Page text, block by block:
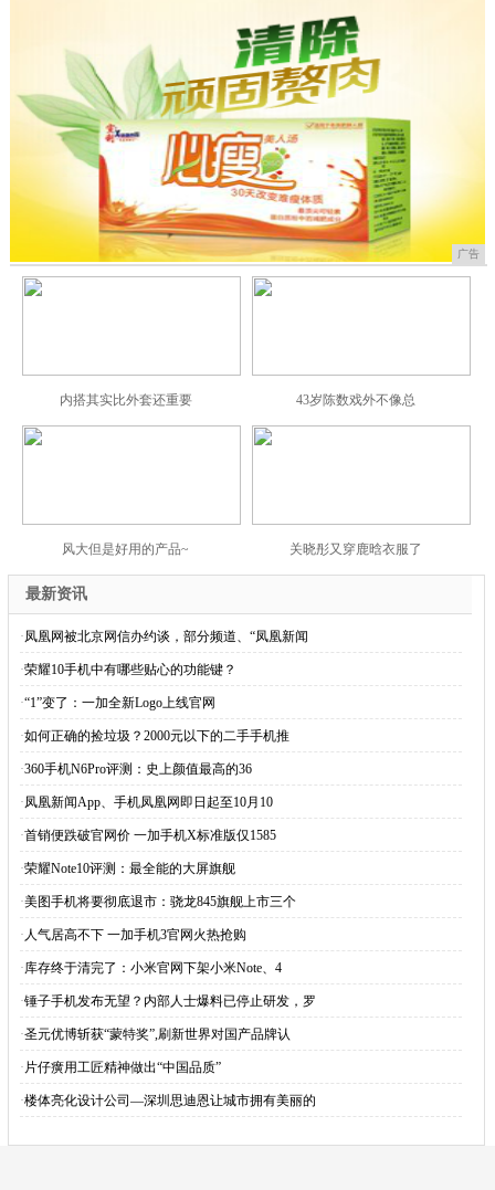
广告
内搭其实比外套还重要 43岁陈数戏外不像总
风大但是好用的产品~ 关晓彤又穿鹿晗衣服了
最新资讯
·凤凰网被北京网信办约谈，部分频道、“凤凰新闻
·荣耀10手机中有哪些贴心的功能键？
·“1”变了：一加全新Logo上线官网
·如何正确的捡垃圾？2000元以下的二手手机推
·360手机N6Pro评测：史上颜值最高的36
·凤凰新闻App、手机凤凰网即日起至10月10
·首销便跌破官网价 一加手机X标准版仅1585
·荣耀Note10评测：最全能的大屏旗舰
·美图手机将要彻底退市：骁龙845旗舰上市三个
· 人气居高不下 一加手机3官网火热抢购
·库存终于清完了：小米官网下架小米Note、4
·锤子手机发布无望？内部人士爆料已停止研发，罗
·圣元优博斩获“蒙特奖”,刷新世界对国产品牌认
· 片仔癀用工匠精神做出“中国品质”
·楼体亮化设计公司—深圳思迪恩让城市拥有美丽的